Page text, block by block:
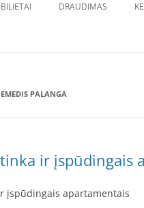
BILIETAI DRAUDIMAS
PALANGA
ir įspūdingais
įspūdingais apartamentais